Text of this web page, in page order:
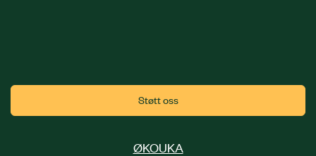
Støtt oss
ØKOUKA